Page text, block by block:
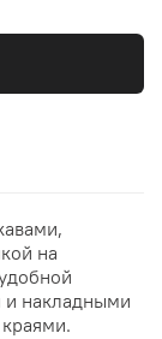
на
и накладными